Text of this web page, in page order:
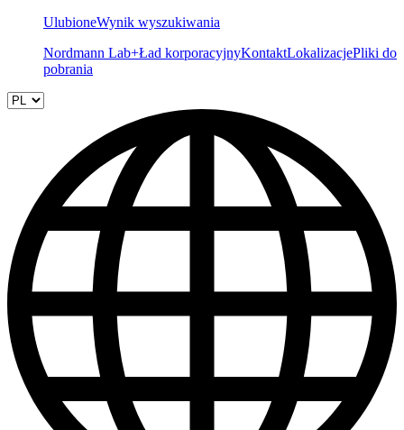
UlubioneWynik wyszukiwania
Nordmann Lab+Ład korporacyjnyKontaktLokalizacjePliki do
pobrania